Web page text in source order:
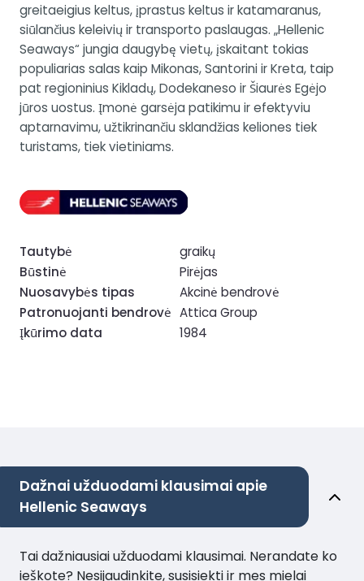
greitaeigius keltus, įprastus keltus ir katamaranus,
siūlančius keleivių ir transporto paslaugas. „Hellenic
Seaways“ jungia daugybę vietų, įskaitant tokias
populiarias salas kaip Mikonas, Santorini ir Kreta, taip
pat regioninius Kikladų, Dodekaneso ir Šiaurės Egėjo
jūros uostus. Įmonė garsėja patikimu ir efektyviu
aptarnavimu, užtikrinančiu sklandžias keliones tiek
turistams, tiek vietiniams.
Tautybė
graikų
Būstinė
Pirėjas
Nuosavybės tipas
Akcinė bendrovė
Patronuojanti bendrovė Attica Group
Įkūrimo data
1984
Dažnai užduodami klausimai apie
Hellenic Seaways
Tai dažniausiai užduodami klausimai. Nerandate ko
ieškote? Nesijaudinkite, susisiekti ir mes mielai